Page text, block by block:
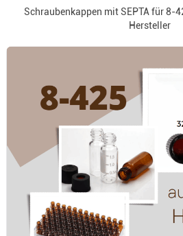
Schraubenkappen mit SEPTA für 8-
Hersteller